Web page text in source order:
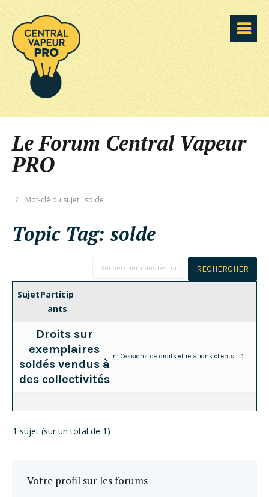
Le Forum Central Vapeur
PRO
/ Mot-clé du sujet : solde
Topic Tag: solde
SujetParticip
ants
Droits sur
exemplaires
soldés vendus à
des collectivités
in:Cessions de droits et relations clients 1
1 sujet (sur un total de 1)
Votre profil sur les forums